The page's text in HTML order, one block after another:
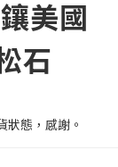
美國
石
態，感謝。